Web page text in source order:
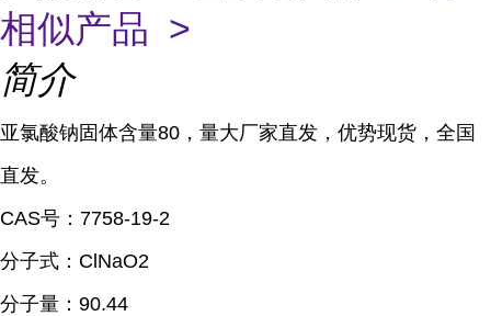
相似产品 >
简介
亚氯酸钠固体含量80，量大厂家直发，优势现货，全国
直发。
CAS号：7758-19-2
分子式：ClNaO2
分子量：90.44